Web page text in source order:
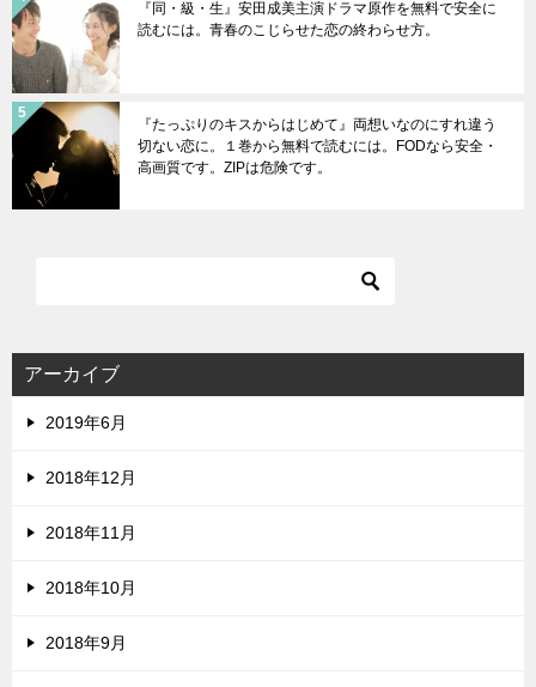
『同・級・生』安田成美主演ドラマ原作を無料で安全に
読むには。青春のこじらせた恋の終わらせ方。
『たっぷりのキスからはじめて』両想いなのにすれ違う
切ない恋に。１巻から無料で読むには。FODなら安全・
高画質です。ZIPは危険です。
アーカイブ
2019年6月
2018年12月
2018年11月
2018年10月
2018年9月